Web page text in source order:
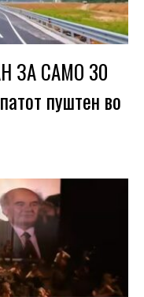
ЗА САМО 30
пуштен во